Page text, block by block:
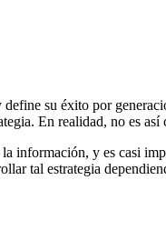
su éxito por
En realidad, no es
información, y es casi
tal estrategia